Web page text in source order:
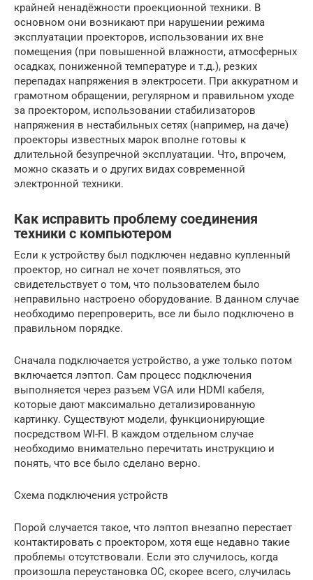
крайней ненадёжности проекционной техники. В
основном они возникают при нарушении режима
эксплуатации проекторов, использовании их вне
помещения (при повышенной влажности, атмосферных
осадках, пониженной температуре и т.д.), резких
перепадах напряжения в электросети. При аккуратном и
грамотном обращении, регулярном и правильном уходе
за проектором, использовании стабилизаторов
напряжения в нестабильных сетях (например, на даче)
проекторы известных марок вполне готовы к
длительной безупречной эксплуатации. Что, впрочем,
можно сказать и о других видах современной
электронной техники.
Как исправить проблему соединения
техники с компьютером
Если к устройству был подключен недавно купленный
проектор, но сигнал не хочет появляться, это
свидетельствует о том, что пользователем было
неправильно настроено оборудование. В данном случае
необходимо перепроверить, все ли было подключено в
правильном порядке.
Сначала подключается устройство, а уже только потом
включается лэптоп. Сам процесс подключения
выполняется через разъем VGA или HDMI кабеля,
которые дают максимально детализированную
картинку. Существуют модели, функционирующие
посредством WI-FI. В каждом отдельном случае
необходимо внимательно перечитать инструкцию и
понять, что все было сделано верно.
Схема подключения устройств
Порой случается такое, что лэптоп внезапно перестает
контактировать с проектором, хотя еще недавно такие
проблемы отсутствовали. Если это случилось, когда
произошла переустановка ОС, скорее всего, случилась